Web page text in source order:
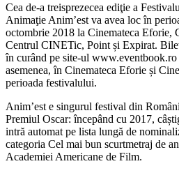
Cea de-a treisprezecea ediţie a
Animaţie Anim’est va avea loc în
octombrie 2018 la Cinemateca Eforie,
Centrul CINETic, Point și Expirat.
în curând pe site-ul
asemenea, în Cinemateca Eforie și
perioada festivalului.
Anim’est e singurul festival din
Premiul Oscar: începând cu 2017,
intră automat pe lista lungă de
categoria Cel mai bun scurtmetraj de
Academiei Americane de Film.